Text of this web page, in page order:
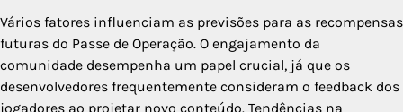
Vários fatores influenciam as previsões para as recompensas
futuras do Passe de Operação. O engajamento da
comunidade desempenha um papel crucial, já que os
desenvolvedores frequentemente consideram o feedback dos
jogadores ao projetar novo conteúdo. Tendências na